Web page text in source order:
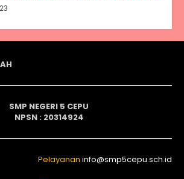
SMP NEGERI 5 CEPU
NPSN : 20314924
Pelayanan info@smp5cepu.sch.id